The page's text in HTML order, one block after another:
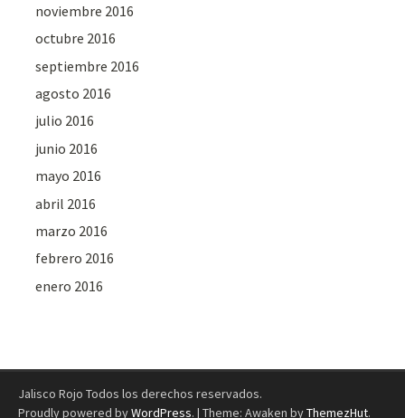
noviembre 2016
octubre 2016
septiembre 2016
agosto 2016
julio 2016
junio 2016
mayo 2016
abril 2016
marzo 2016
febrero 2016
enero 2016
Jalisco Rojo Todos los derechos reservados.
Proudly powered byWordPress. | Theme: Awaken byThemezHut.